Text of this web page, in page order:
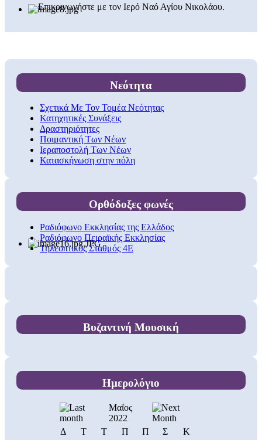
Επικοινωνήστε με τον Ιερό Ναό Αγίου Νικολάου.
Νεότητα
Σχετικά Με Τον Τομέα Νεότητας
Κατηχητικές Συνάξεις
Δραστηριότητες
Ποιμαντική Των Νέων
Ιεραποστολή Των Νέων
Κατασκήνωση στην πόλη
Ορθόδοξες φωνές
Ραδιόφωνο Εκκλησίας της Ελλάδος
Ραδιόφωνο Πειραϊκής Εκκλησίας
Τηλεοπτικός Σταθμός 4Ε
Βυζαντινή Μουσική
Ημερολόγιο
Μαΐος
2022
Δ
Τ Τ Π Π Σ
Κ